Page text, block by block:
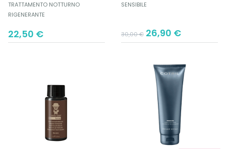
TRATTAMENTO NOTTURNO
RIGENERANTE
22,50 €
SENSIBILE
30,00€
Original
price
30,00 €.
26,90 €
Current
price
26,90 €.